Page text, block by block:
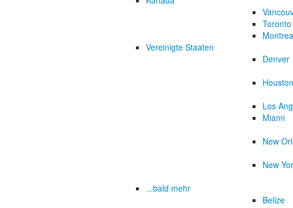
Toronto
Vereinigte Staaten
Denver
Houston
Los
Miami
New
New
...bald mehr
Belize